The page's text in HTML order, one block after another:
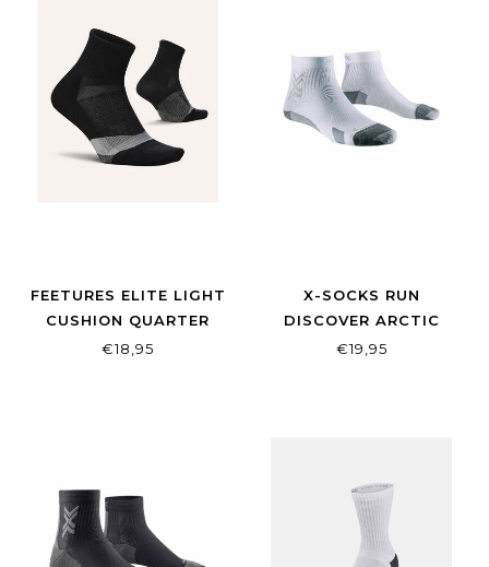
FEETURES ELITE LIGHT
CUSHION QUARTER
€18,95
X-SOCKS RUN
DISCOVER ARCTIC
WHITE/PEARL GREY
€19,95